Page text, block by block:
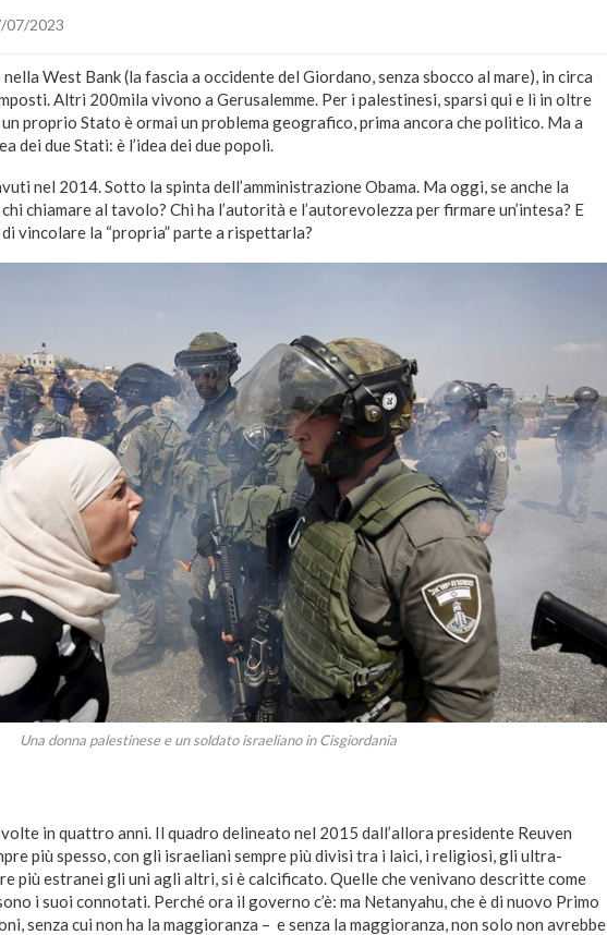
07/2023
West Bank (la fascia a occidente del Giordano, senza sbocco al mare), in circa
Altri 200mila vivono a Gerusalemme. Per i palestinesi, sparsi qui e lì in oltre
proprio Stato è ormai un problema geografico, prima ancora che politico. Ma a
dei due Stati: è l’idea dei due popoli.
nel 2014. Sotto la spinta dell’amministrazione Obama. Ma oggi, se anche la
chiamare al tavolo? Chi ha l’autorità e l’autorevolezza per firmare un’intesa? E
vincolare la “propria” parte a rispettarla?
Una donna palestinese e un soldato israeliano in Cisgiordania
in quattro anni. Il quadro delineato nel 2015 dall’allora presidente Reuven
più spesso, con gli israeliani sempre più divisi tra i laici, i religiosi, gli ultra-
più estranei gli uni agli altri, si è calcificato. Quelle che venivano descritte come
i suoi connotati. Perché ora il governo c’è: ma Netanyahu, che è di nuovo Primo
senza cui non ha la maggioranza – e senza la maggioranza, non solo non avrebbe